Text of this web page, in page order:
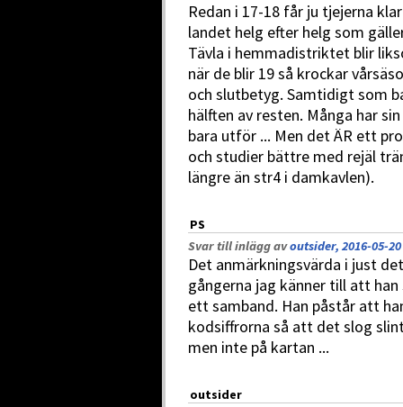
Redan i 17-18 får ju tjejerna
landet helg efter helg som
Tävla i hemmadistriktet blir
när de blir 19 så krockar
och slutbetyg. Samtidigt som
hälften av resten. Många har
bara utför ... Men det ÄR ett
och studier bättre med rejäl
längre än str4 i damkavlen).
PS
Svar till inlägg avoutsider, 2016-05-20
Det anmärkningsvärda i just
gångerna jag känner till att
ett samband. Han påstår att
kodsiffrorna så att det slog
men inte på kartan ...
outsider